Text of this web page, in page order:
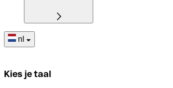
nl
Kies je taal